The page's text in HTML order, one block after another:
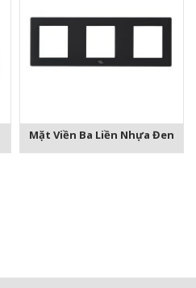
Mặt Viền Ba Liền Nhựa Đen